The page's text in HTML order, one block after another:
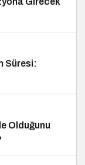
Süresi:
Olduğunu